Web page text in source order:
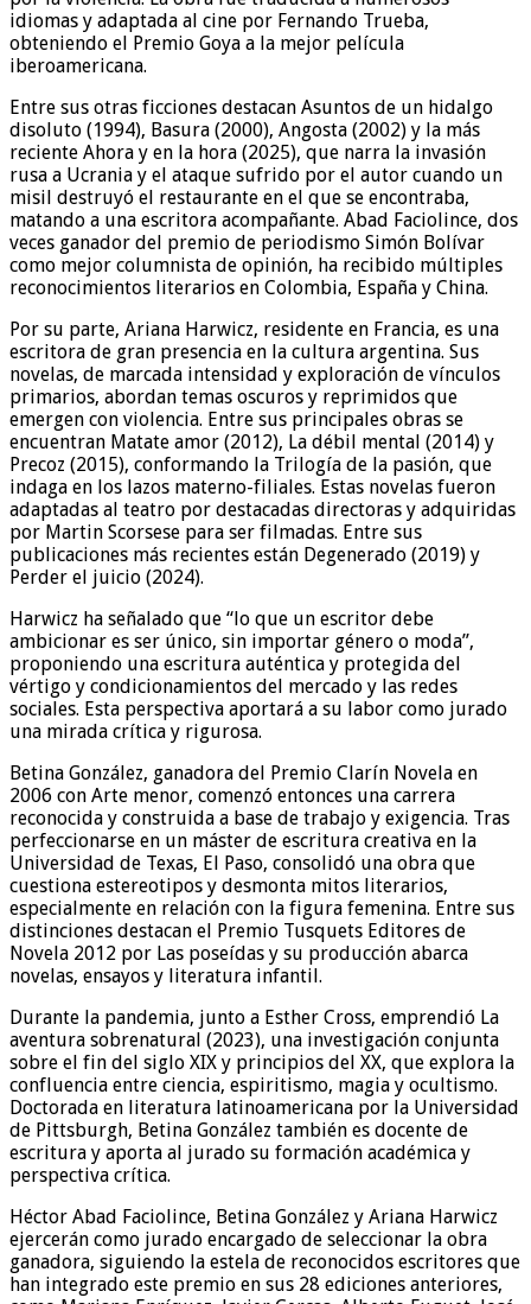
idiomas y adaptada al cine por Fernando Trueba,
obteniendo el Premio Goya a la mejor película
iberoamericana.
Entre sus otras ficciones destacan Asuntos de un hidalgo
disoluto (1994), Basura (2000), Angosta (2002) y la más
reciente Ahora y en la hora (2025), que narra la invasión
rusa a Ucrania y el ataque sufrido por el autor cuando un
misil destruyó el restaurante en el que se encontraba,
matando a una escritora acompañante. Abad Faciolince, dos
veces ganador del premio de periodismo Simón Bolívar
como mejor columnista de opinión, ha recibido múltiples
reconocimientos literarios en Colombia, España y China.
Por su parte, Ariana Harwicz, residente en Francia, es una
escritora de gran presencia en la cultura argentina. Sus
novelas, de marcada intensidad y exploración de vínculos
primarios, abordan temas oscuros y reprimidos que
emergen con violencia. Entre sus principales obras se
encuentran Matate amor (2012), La débil mental (2014) y
Precoz (2015), conformando la Trilogía de la pasión, que
indaga en los lazos materno-filiales. Estas novelas fueron
adaptadas al teatro por destacadas directoras y adquiridas
por Martin Scorsese para ser filmadas. Entre sus
publicaciones más recientes están Degenerado (2019) y
Perder el juicio (2024).
Harwicz ha señalado que “lo que un escritor debe
ambicionar es ser único, sin importar género o moda”,
proponiendo una escritura auténtica y protegida del
vértigo y condicionamientos del mercado y las redes
sociales. Esta perspectiva aportará a su labor como jurado
una mirada crítica y rigurosa.
Betina González, ganadora del Premio Clarín Novela en
2006 con Arte menor, comenzó entonces una carrera
reconocida y construida a base de trabajo y exigencia. Tras
perfeccionarse en un máster de escritura creativa en la
Universidad de Texas, El Paso, consolidó una obra que
cuestiona estereotipos y desmonta mitos literarios,
especialmente en relación con la figura femenina. Entre sus
distinciones destacan el Premio Tusquets Editores de
Novela 2012 por Las poseídas y su producción abarca
novelas, ensayos y literatura infantil.
Durante la pandemia, junto a Esther Cross, emprendió La
aventura sobrenatural (2023), una investigación conjunta
sobre el fin del siglo XIX y principios del XX, que explora la
confluencia entre ciencia, espiritismo, magia y ocultismo.
Doctorada en literatura latinoamericana por la Universidad
de Pittsburgh, Betina González también es docente de
escritura y aporta al jurado su formación académica y
perspectiva crítica.
Héctor Abad Faciolince, Betina González y Ariana Harwicz
ejercerán como jurado encargado de seleccionar la obra
ganadora, siguiendo la estela de reconocidos escritores que
han integrado este premio en sus 28 ediciones anteriores,